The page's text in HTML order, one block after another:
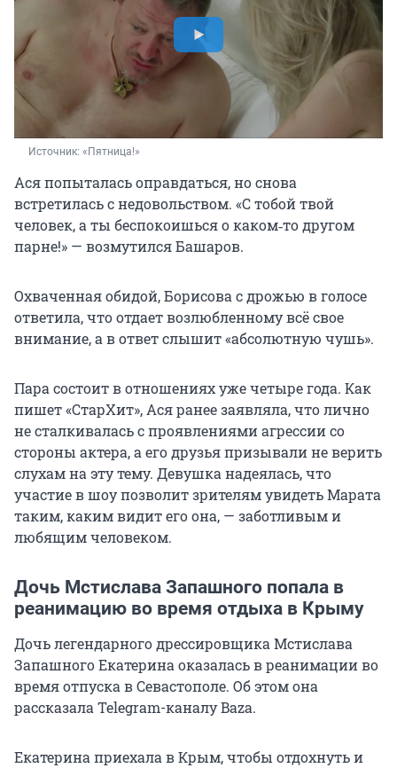
Источник: «Пятница!»
Ася попыталась оправдаться, но снова
встретилась с недовольством. «С тобой твой
человек, а ты беспокоишься о каком‑то другом
парне!» — возмутился Башаров.
Охваченная обидой, Борисова с дрожью в голосе
ответила, что отдает возлюбленному всё свое
внимание, а в ответ слышит «абсолютную чушь».
Пара состоит в отношениях уже четыре года. Как
пишет «СтарХит», Ася ранее заявляла, что лично
не сталкивалась с проявлениями агрессии со
стороны актера, а его друзья призывали не верить
слухам на эту тему. Девушка надеялась, что
участие в шоу позволит зрителям увидеть Марата
таким, каким видит его она, — заботливым и
любящим человеком.
Дочь Мстислава Запашного попала в
реанимацию во время отдыха в Крыму
Дочь легендарного дрессировщика Мстислава
Запашного Екатерина оказалась в реанимации во
время отпуска в Севастополе. Об этом она
рассказала Telegram-каналу Baza.
Екатерина приехала в Крым, чтобы отдохнуть и